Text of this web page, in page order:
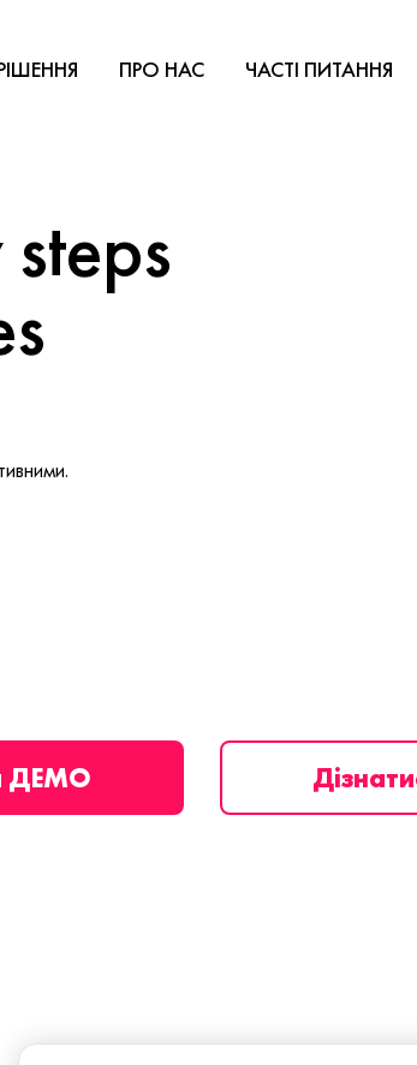
ПРО НАС ЧАСТІ ПИТАННЯ
ДЕМО